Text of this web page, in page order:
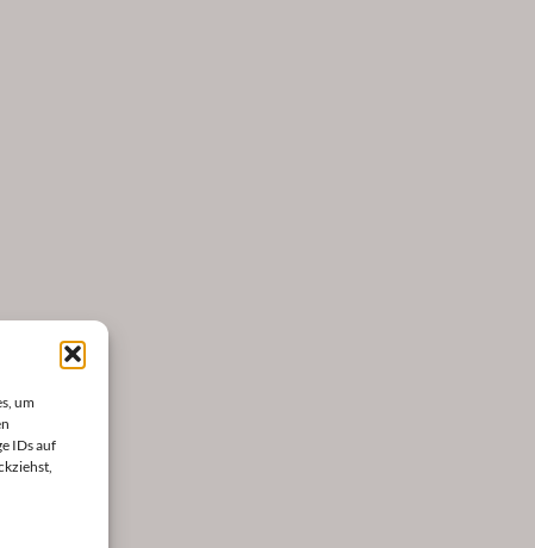
um
IDs auf